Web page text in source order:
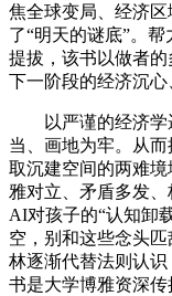
焦全球变局、经济
了“明天的谜底”。
提拔，该书以做者
下一阶段的经济沉心
以严谨的经济学
当、画地为牢。从
取沉建空间的两难
雅对立、矛盾多发
AI对孩子的“认知卸
空，别和这些念头
林逐渐代替法则认
书是大学博雅资深